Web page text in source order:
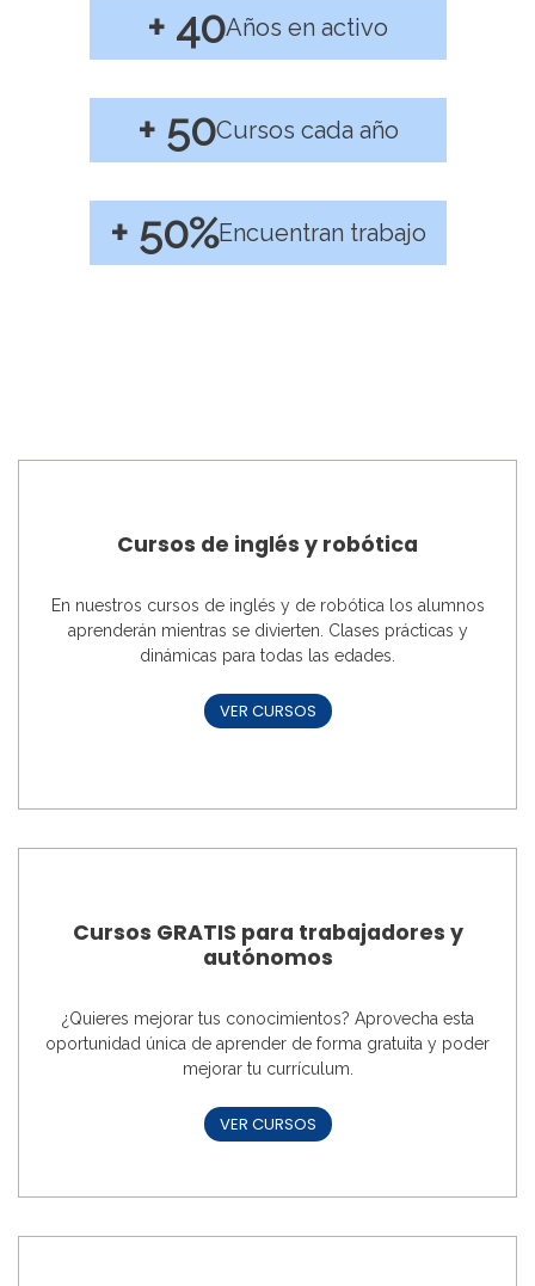
+ 40Años en activo
+ 50Cursos cada año
+ 50%Encuentran trabajo
Cursos de inglés y robótica
En nuestros cursos de inglés y de robótica los alumnos
aprenderán mientras se divierten. Clases prácticas y
dinámicas para todas las edades.
VER CURSOS
Cursos GRATIS para trabajadores y
autónomos
¿Quieres mejorar tus conocimientos? Aprovecha esta
oportunidad única de aprender de forma gratuita y poder
mejorar tu currículum.
VER CURSOS